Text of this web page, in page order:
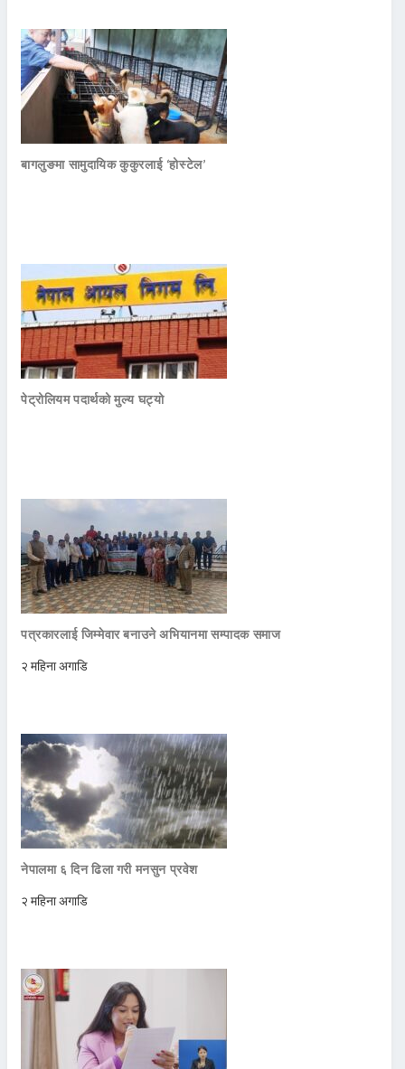
बागलुङमा सामुदायिक कुकुरलाई ‘होस्टेल’
पेट्रोलियम पदार्थको मुल्य घट्यो
पत्रकारलाई जिम्मेवार बनाउने अभियानमा सम्पादक समाज
२ महिना अगाडि
नेपालमा ६ दिन ढिला गरी मनसुन प्रवेश
२ महिना अगाडि